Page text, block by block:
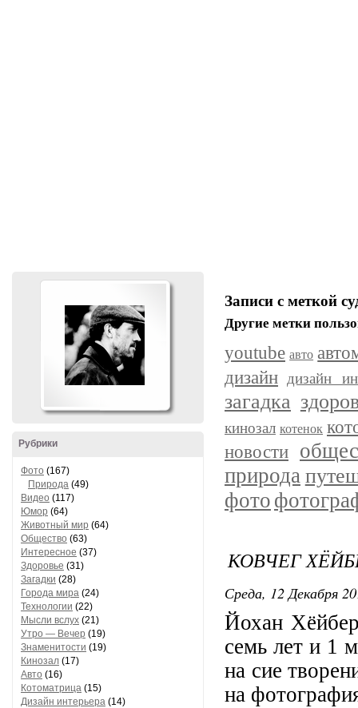
Рубрики
Фото (167)
Природа (49)
Видео (117)
Юмор (64)
Животный мир (64)
Общество (63)
Интересное (37)
Здоровье (31)
Загадки (28)
Города мира (24)
Технологии (22)
Мысли вслух (21)
Утро — Вечер (19)
Знаменитости (19)
Кинозал (17)
Авто (16)
Котоматрица (15)
Дизайн интерьера (14)
Записи с меткой
Другие метки
youtube авто
дизайн дизайн
загадка
кинозал котенок
новости
природа
фото
КОВЧЕГ
Среда, 12 Декабря
Йохан
семь лет и 1
на сие
на